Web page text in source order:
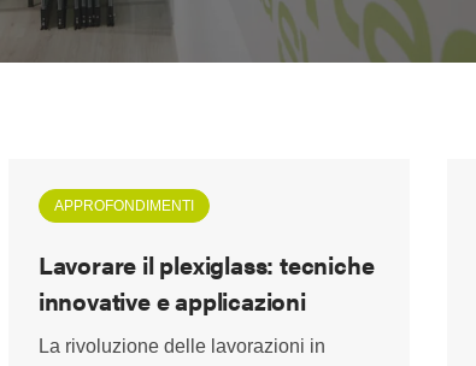
APPROFONDIMENTI
Lavorare il plexiglass: tecniche
innovative e applicazioni
La rivoluzione delle lavorazioni in